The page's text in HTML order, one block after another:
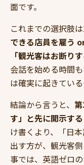
面です。
これまでの選択肢
できる店員を雇う
「観光客はお断りす
会話を始める時間
は確実に起きてい
結論から言うと、
す」と先に開示する
け書くより、「日
出す方が、観光客
事では、英語ゼロ